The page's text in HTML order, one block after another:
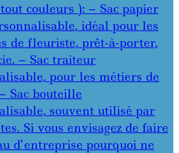
couleurs ): – Sac papier
idéal pour les
de fleuriste, prêt-à-porter,
– Sac traiteur
pour les métiers de
Sac bouteille
souvent utilisé par
Si vous envisagez de faire
d’entreprise pourquoi ne